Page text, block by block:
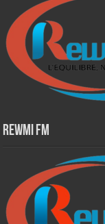
Rewmi Fm